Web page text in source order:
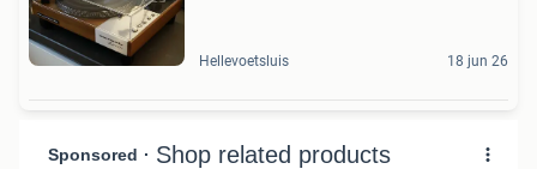
Hellevoetsluis 18 jun 26